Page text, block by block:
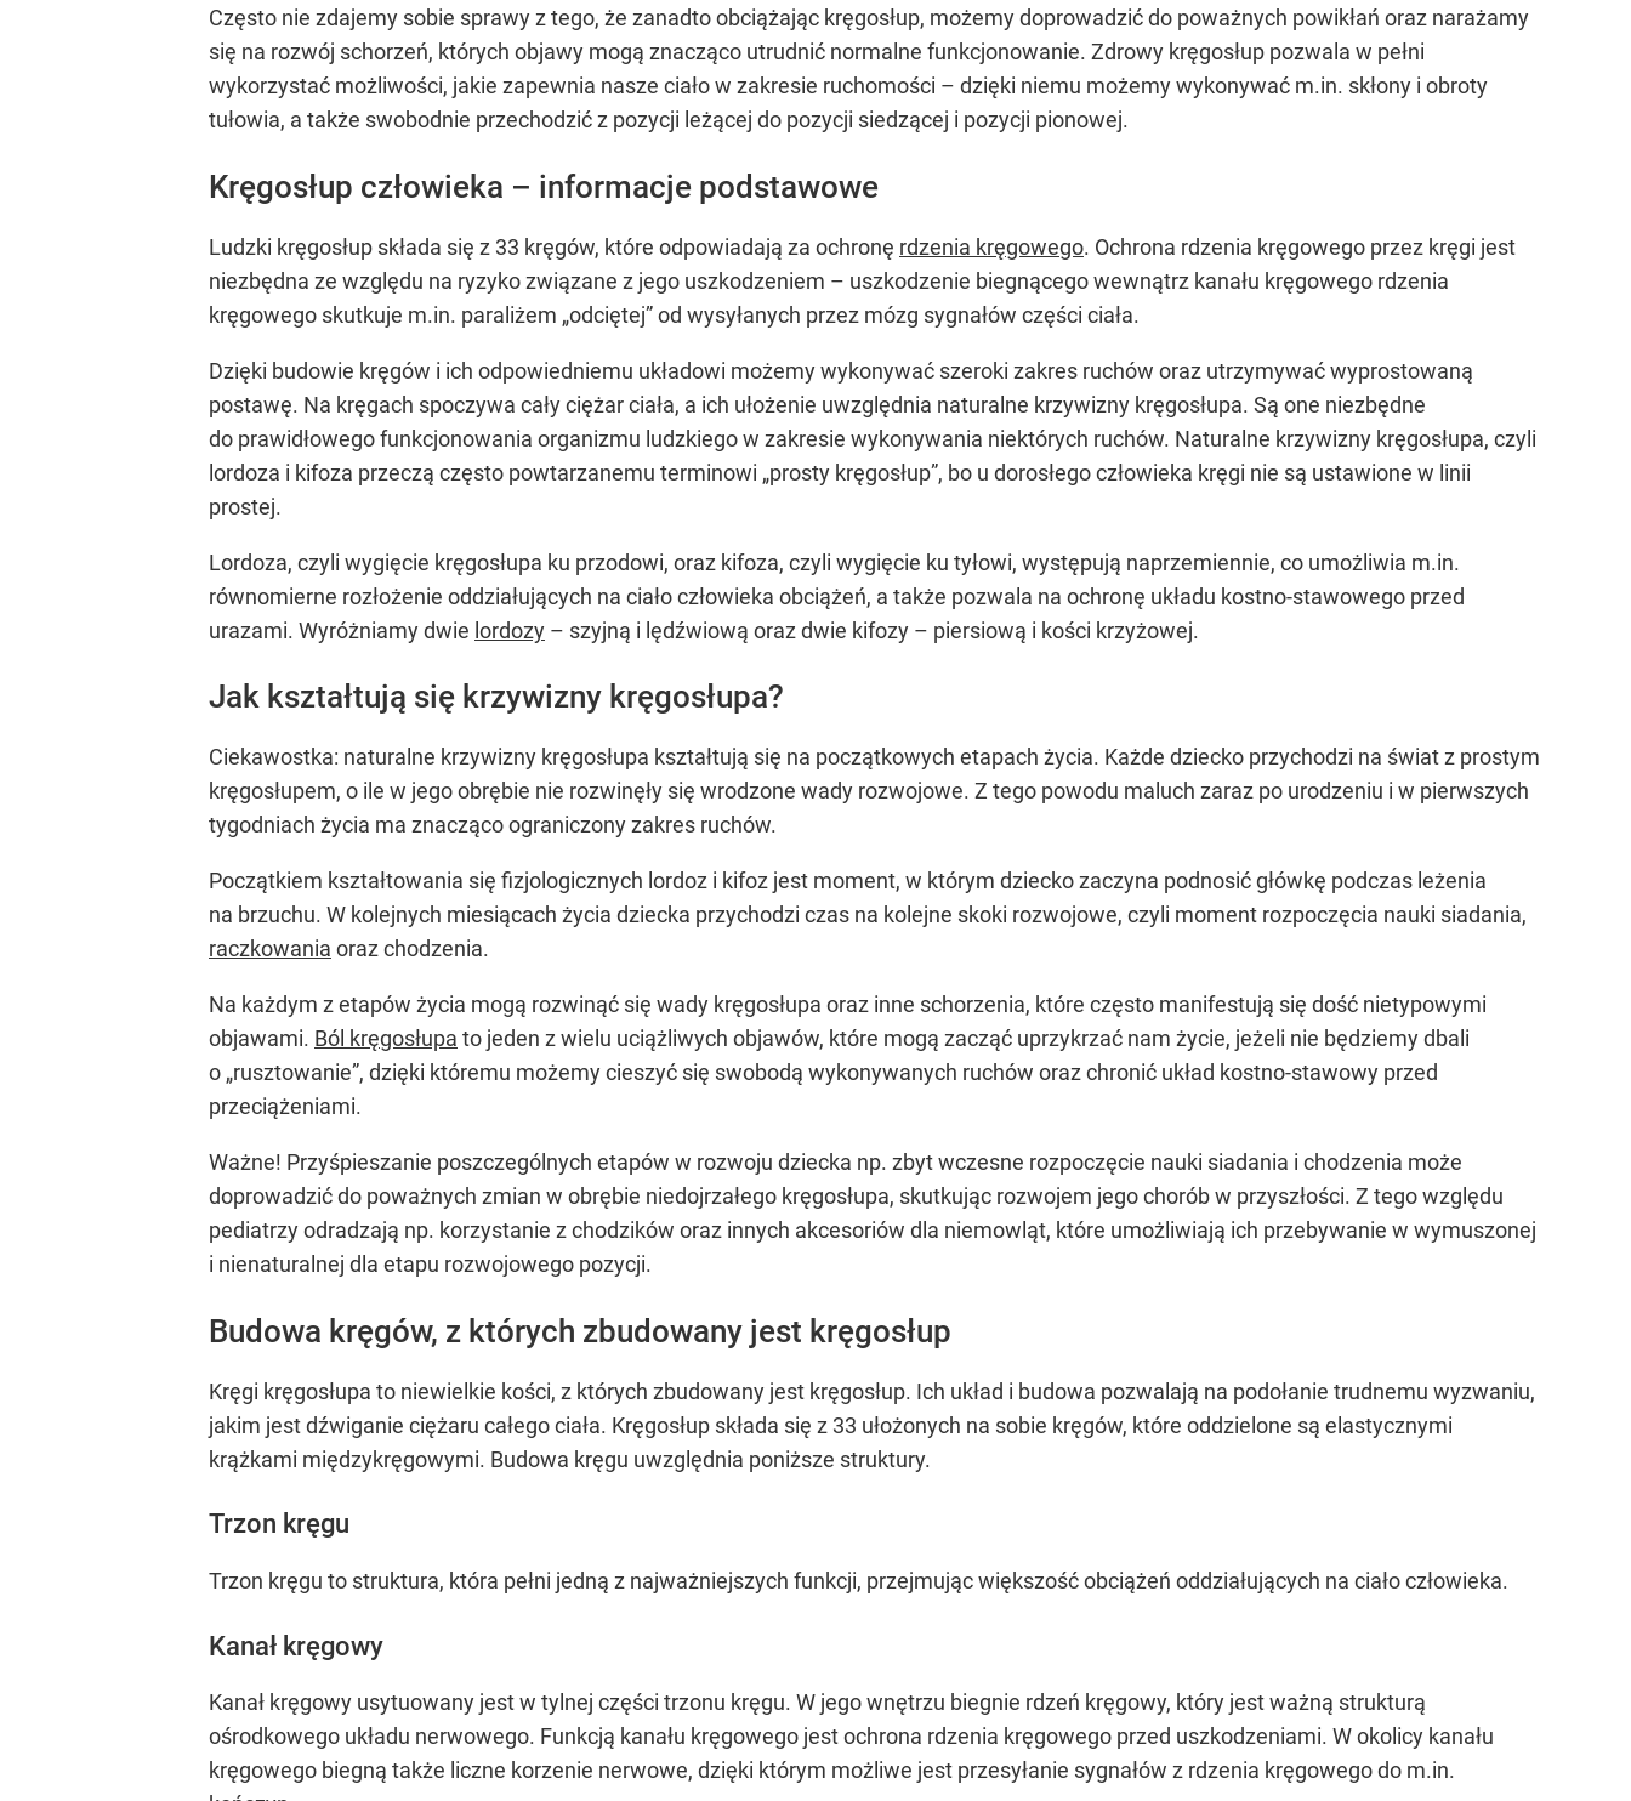
Często nie zdajemy sobie sprawy z tego, że zanadto obciążając kręgosłup, możemy doprowadzić do poważnych powikłań oraz narażamy
się na rozwój schorzeń, których objawy mogą znacząco utrudnić normalne funkcjonowanie. Zdrowy kręgosłup pozwala w pełni
wykorzystać możliwości, jakie zapewnia nasze ciało w zakresie ruchomości – dzięki niemu możemy wykonywać m.in. skłony i obroty
tułowia, a także swobodnie przechodzić z pozycji leżącej do pozycji siedzącej i pozycji pionowej.
Kręgosłup człowieka – informacje podstawowe
Ludzki kręgosłup składa się z 33 kręgów, które odpowiadają za ochronę rdzenia kręgowego. Ochrona rdzenia kręgowego przez kręgi jest
niezbędna ze względu na ryzyko związane z jego uszkodzeniem – uszkodzenie biegnącego wewnątrz kanału kręgowego rdzenia
kręgowego skutkuje m.in. paraliżem „odciętej” od wysyłanych przez mózg sygnałów części ciała.
Dzięki budowie kręgów i ich odpowiedniemu układowi możemy wykonywać szeroki zakres ruchów oraz utrzymywać wyprostowaną
postawę. Na kręgach spoczywa cały ciężar ciała, a ich ułożenie uwzględnia naturalne krzywizny kręgosłupa. Są one niezbędne
do prawidłowego funkcjonowania organizmu ludzkiego w zakresie wykonywania niektórych ruchów. Naturalne krzywizny kręgosłupa, czyli
lordoza i kifoza przeczą często powtarzanemu terminowi „prosty kręgosłup”, bo u dorosłego człowieka kręgi nie są ustawione w linii
prostej.
Lordoza, czyli wygięcie kręgosłupa ku przodowi, oraz kifoza, czyli wygięcie ku tyłowi, występują naprzemiennie, co umożliwia m.in.
równomierne rozłożenie oddziałujących na ciało człowieka obciążeń, a także pozwala na ochronę układu kostno-stawowego przed
urazami. Wyróżniamy dwie lordozy – szyjną i lędźwiową oraz dwie kifozy – piersiową i kości krzyżowej.
Jak kształtują się krzywizny kręgosłupa?
Ciekawostka: naturalne krzywizny kręgosłupa kształtują się na początkowych etapach życia. Każde dziecko przychodzi na świat z prostym
kręgosłupem, o ile w jego obrębie nie rozwinęły się wrodzone wady rozwojowe. Z tego powodu maluch zaraz po urodzeniu i w pierwszych
tygodniach życia ma znacząco ograniczony zakres ruchów.
Początkiem kształtowania się fizjologicznych lordoz i kifoz jest moment, w którym dziecko zaczyna podnosić główkę podczas leżenia
na brzuchu. W kolejnych miesiącach życia dziecka przychodzi czas na kolejne skoki rozwojowe, czyli moment rozpoczęcia nauki siadania,
raczkowania oraz chodzenia.
Na każdym z etapów życia mogą rozwinąć się wady kręgosłupa oraz inne schorzenia, które często manifestują się dość nietypowymi
objawami. Ból kręgosłupa to jeden z wielu uciążliwych objawów, które mogą zacząć uprzykrzać nam życie, jeżeli nie będziemy dbali
o „rusztowanie”, dzięki któremu możemy cieszyć się swobodą wykonywanych ruchów oraz chronić układ kostno-stawowy przed
przeciążeniami.
Ważne! Przyśpieszanie poszczególnych etapów w rozwoju dziecka np. zbyt wczesne rozpoczęcie nauki siadania i chodzenia może
doprowadzić do poważnych zmian w obrębie niedojrzałego kręgosłupa, skutkując rozwojem jego chorób w przyszłości. Z tego względu
pediatrzy odradzają np. korzystanie z chodzików oraz innych akcesoriów dla niemowląt, które umożliwiają ich przebywanie w wymuszonej
i nienaturalnej dla etapu rozwojowego pozycji.
Budowa kręgów, z których zbudowany jest kręgosłup
Kręgi kręgosłupa to niewielkie kości, z których zbudowany jest kręgosłup. Ich układ i budowa pozwalają na podołanie trudnemu wyzwaniu,
jakim jest dźwiganie ciężaru całego ciała. Kręgosłup składa się z 33 ułożonych na sobie kręgów, które oddzielone są elastycznymi
krążkami międzykręgowymi. Budowa kręgu uwzględnia poniższe struktury.
Trzon kręgu
Trzon kręgu to struktura, która pełni jedną z najważniejszych funkcji, przejmując większość obciążeń oddziałujących na ciało człowieka.
Kanał kręgowy
Kanał kręgowy usytuowany jest w tylnej części trzonu kręgu. W jego wnętrzu biegnie rdzeń kręgowy, który jest ważną strukturą
ośrodkowego układu nerwowego. Funkcją kanału kręgowego jest ochrona rdzenia kręgowego przed uszkodzeniami. W okolicy kanału
kręgowego biegną także liczne korzenie nerwowe, dzięki którym możliwe jest przesyłanie sygnałów z rdzenia kręgowego do m.in.